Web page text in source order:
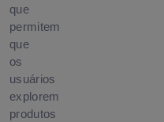
que
permitem
que
os
usuários
explorem
produtos